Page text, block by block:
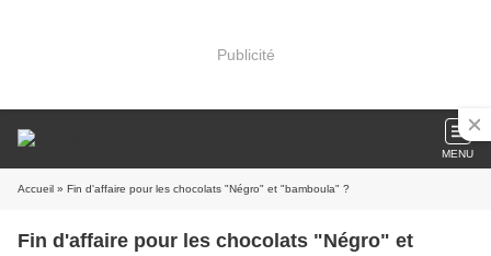
Publicité
MENU
Accueil » Fin d'affaire pour les chocolats "Négro" et "bamboula" ?
Fin d'affaire pour les chocolats "Négro" et